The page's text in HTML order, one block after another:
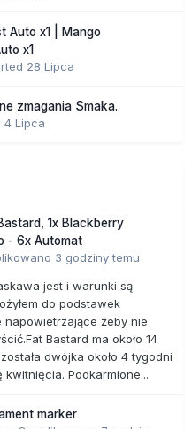
Auto x1 | Mango
x1
28 Lipca
zmagania Smaka.
4 Lipca
1x Blackberry
- 6x Automat
3 godziny temu
jest i warunki są
do podstawek
żeby nie
Bastard ma około 14
dwójka około 4 tygodni
Podkarmione...
marker